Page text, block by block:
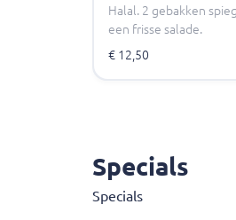
Halal. 2 gebakken
een frisse salade.
€ 12,50
Specials
Specials